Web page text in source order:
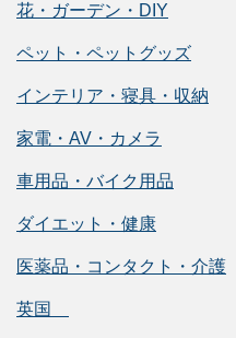
花・ガーデン・DIY
ペット・ペットグッズ
インテリア・寝具・収納
家電・AV・カメラ
車用品・バイク用品
ダイエット・健康
医薬品・コンタクト・介護
英国